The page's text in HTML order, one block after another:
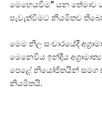
මෙහෙයවීම” යන තේමාව
පැවැත්වීමට නියමිතව
මෙම නිල සංචාරයේදී
මෙනෙවිය ඉන්දීය
පෙළේ නියෝජිතයින් සමග
නියමිතයි.